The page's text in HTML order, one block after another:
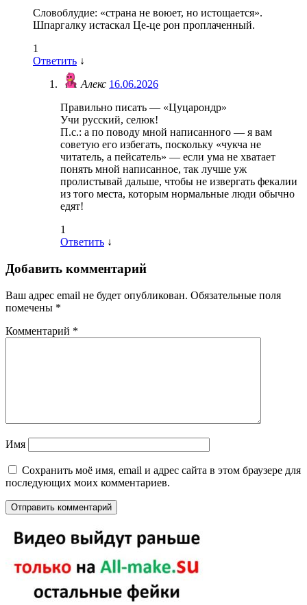
Словоблудие: «страна не воюет, но истощается».
Шпаргалку истаскал Це-це рон проплаченный.
1
Ответить ↓
Алекс 16.06.2026
Правильно писать — «Цуцарондр»
Учи русский, селюк!
П.с.: а по поводу мной написанного — я вам
советую его избегать, поскольку «чукча не
читатель, а пейсатель» — если ума не хватает
понять мной написанное, так лучше уж
пролистывай дальше, чтобы не извергать фекалии
из того места, которым нормальные люди обычно
едят!
1
Ответить ↓
Добавить комментарий
Ваш адрес email не будет опубликован. Обязательные поля
помечены *
Комментарий *
Имя
Сохранить моё имя, email и адрес сайта в этом браузере для
последующих моих комментариев.